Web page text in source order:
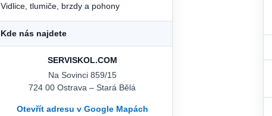
Vidlice, tlumiče, brzdy a pohony
Kde nás najdete
SERVISKOL.COM
Na Sovinci 859/15
724 00 Ostrava – Stará Bělá
Otevřít adresu v Google Mapách